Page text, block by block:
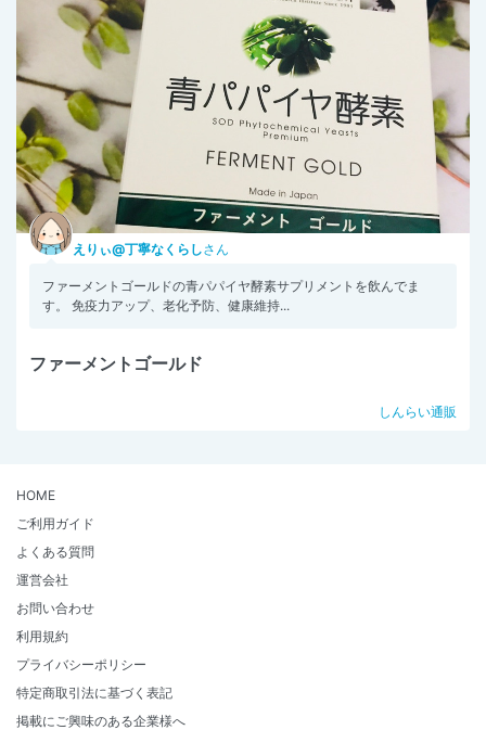
えりぃ@丁寧なくらしさん
ファーメントゴールドの青パパイヤ酵素サプリメントを飲んでま
す。 免疫力アップ、老化予防、健康維持...
ファーメントゴールド
しんらい通販
HOME
ご利用ガイド
よくある質問
運営会社
お問い合わせ
利用規約
プライバシーポリシー
特定商取引法に基づく表記
掲載にご興味のある企業様へ